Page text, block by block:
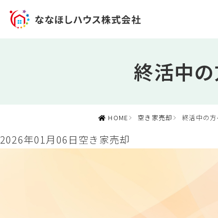
終活中
HOME 空き家売却 終活中の
2026年01月06日 空き家売却